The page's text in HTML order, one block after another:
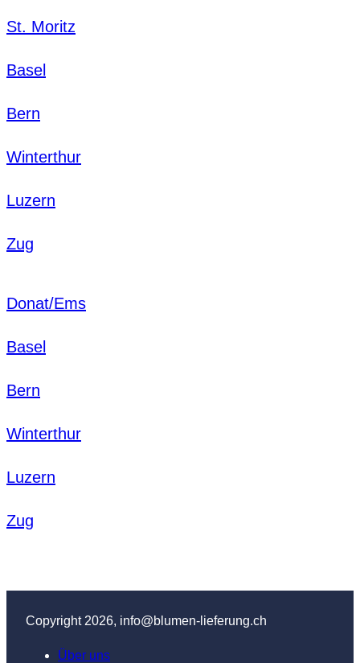
St. Moritz
Basel
Bern
Winterthur
Luzern
Zug
Donat/Ems
Basel
Bern
Winterthur
Luzern
Zug
Copyright 2026, info@blumen-lieferung.ch
Über uns